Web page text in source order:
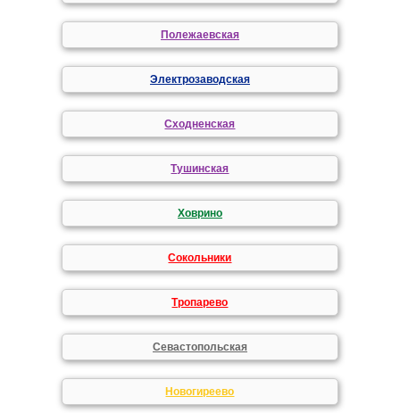
Полежаевская
Электрозаводская
Сходненская
Тушинская
Ховрино
Сокольники
Тропарево
Севастопольская
Новогиреево